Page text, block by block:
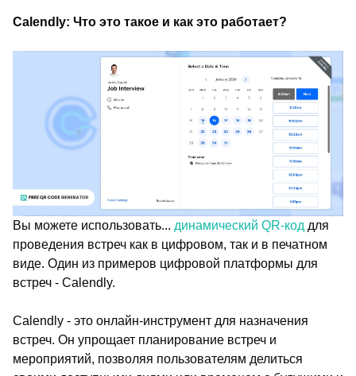
Calendly: Что это такое и как это работает?
Вы можете использовать... динамический QR-код для
проведения встреч как в цифровом, так и в печатном
виде. Один из примеров цифровой платформы для
встреч - Calendly.
Calendly - это онлайн-инструмент для назначения
встреч. Он упрощает планирование встреч и
мероприятий, позволяя пользователям делиться